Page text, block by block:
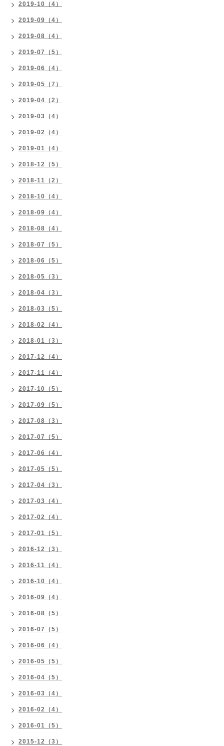
2019-10（4）
2019-09（4）
2019-08（4）
2019-07（5）
2019-06（4）
2019-05（7）
2019-04（2）
2019-03（4）
2019-02（4）
2019-01（4）
2018-12（5）
2018-11（2）
2018-10（4）
2018-09（4）
2018-08（4）
2018-07（5）
2018-06（5）
2018-05（3）
2018-04（3）
2018-03（5）
2018-02（4）
2018-01（3）
2017-12（4）
2017-11（4）
2017-10（5）
2017-09（5）
2017-08（3）
2017-07（5）
2017-06（4）
2017-05（5）
2017-04（3）
2017-03（4）
2017-02（4）
2017-01（5）
2016-12（3）
2016-11（4）
2016-10（4）
2016-09（4）
2016-08（5）
2016-07（5）
2016-06（4）
2016-05（5）
2016-04（5）
2016-03（4）
2016-02（4）
2016-01（5）
2015-12（3）